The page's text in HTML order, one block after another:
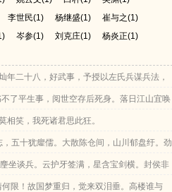
李世民(1) 杨继盛(1) 崔与之(1)
岑参(1) 刘克庄(1) 杨炎正(1)
年二十八，好武事，予授以左氏兵谋兵法，
知何许人，北平陈子灿省兄河南，与遇宋
。宋弟子高信之，亦怀庆人，多力善射，
椎，重四五十斤，饮食拱揖不暂去。柄铁
不答。 既同寝，夜半，客曰：“吾去
巾裹头，足缠白布，大铁椎外，一物无所
了平生事，阅世空存后死身。落日江山宜唤
相笑，我死诸君思此狂。
五十犹癯儒。大散陈仓间，山川郁盘纡。劲
得从王师，汛扫迎皇舆？黄河与函谷，四海
受俘。上寿大安宫，复如正观初。丈夫毕
坐谈兵。云护牙签满，星含宝剑横。封侯非
限！故国梦重归，觉来双泪垂。高楼谁与